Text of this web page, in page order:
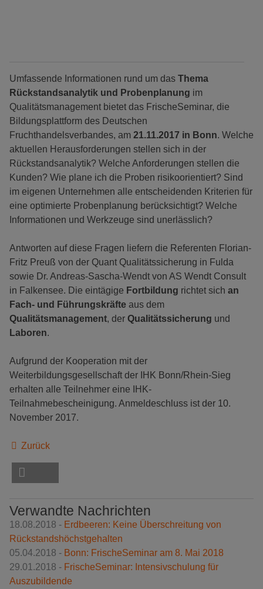
Umfassende Informationen rund um das Thema
Rückstandsanalytik und Probenplanung im
Qualitätsmanagement bietet das FrischeSeminar, die
Bildungsplattform des Deutschen
Fruchthandelsverbandes, am 21.11.2017 in Bonn. Welche
aktuellen Herausforderungen stellen sich in der
Rückstandsanalytik? Welche Anforderungen stellen die
Kunden? Wie plane ich die Proben risikoorientiert? Sind
im eigenen Unternehmen alle entscheidenden Kriterien für
eine optimierte Probenplanung berücksichtigt? Welche
Informationen und Werkzeuge sind unerlässlich?
Antworten auf diese Fragen liefern die Referenten Florian-
Fritz Preuß von der Quant Qualitätssicherung in Fulda
sowie Dr. Andreas-Sascha-Wendt von AS Wendt Consult
in Falkensee. Die eintägige Fortbildung richtet sich an
Fach- und Führungskräfte aus dem
Qualitätsmanagement, der Qualitätssicherung und
Laboren.
Aufgrund der Kooperation mit der
Weiterbildungsgesellschaft der IHK Bonn/Rhein-Sieg
erhalten alle Teilnehmer eine IHK-
Teilnahmebescheinigung. Anmeldeschluss ist der 10.
November 2017.
Zurück
Verwandte Nachrichten
18.08.2018 - Erdbeeren: Keine Überschreitung von
Rückstandshöchstgehalten
05.04.2018 - Bonn: FrischeSeminar am 8. Mai 2018
29.01.2018 - FrischeSeminar: Intensivschulung für
Auszubildende